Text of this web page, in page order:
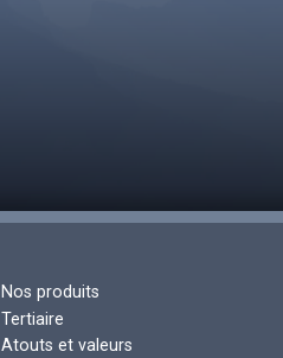
Nos produits
Tertiaire
Atouts et valeurs